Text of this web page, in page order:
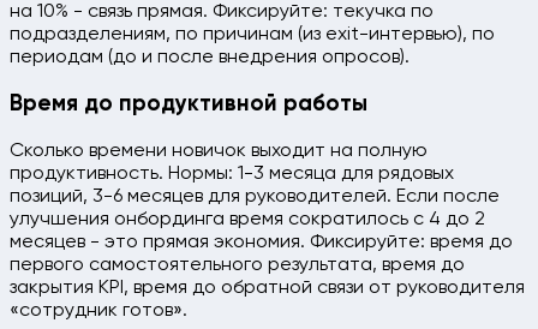
на 10% - связь прямая. Фиксируйте: текучка по
подразделениям, по причинам (из exit-интервью), по
периодам (до и после внедрения опросов).
Время до продуктивной работы
Сколько времени новичок выходит на полную
продуктивность. Нормы: 1-3 месяца для рядовых
позиций, 3-6 месяцев для руководителей. Если после
улучшения онбординга время сократилось с 4 до 2
месяцев - это прямая экономия. Фиксируйте: время до
первого самостоятельного результата, время до
закрытия KPI, время до обратной связи от руководителя
«сотрудник готов».